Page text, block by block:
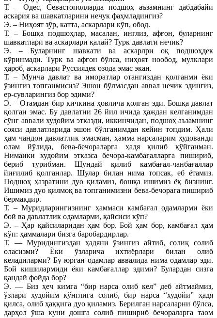
Т. – Одес, Севастополларда подшоҳ аъзамнинг дабдабайи
аскария ва шавкатларини нечук фаҳмладингиз?
Э. – Ниҳоят зўр, катта, аскарлари кўп, обод.
Т. – Бошқа подшоҳлар, масалан, инглиз, афғон, буларнинг
шавкатлари ва аскарлари қалай? Турк давлати нечик?
Э. – Буларнинг шавкати ва аскарлри оқ подшоҳдек
кўринмади. Турк ва афғон бўлса, ниҳоят нообод, мулклари
ҳароб, аскарлари Руссиядек озода эмас экан.
Т. – Мунча давлат ва иморатлар отангиздан қолганми ёки
ўзингиз топганмисиз? Эшон бўлмасдан аввал нечик эдингиз,
ер-сувларингиз бор эдими?
Э. – Отамдан бир кичкина ҳовлича қолган эди. Бошқа давлат
қолган эмас. Бу давлатни 26 йил ичида ҳаждан келганимдан
сўнг аввали худойим этказди, иккинчидан, подшоҳ аъзамнинг
сояси давлатларида эшон бўлганимдан кейин топдим. Ҳали
ҳам чандон давлатлик эмасман, ҳамма нарсаларим худованди
олам йўлида, бева-бечораларга ҳадя қилиб қўйганман.
Нимаики худойим этказса бечора-камбағалларга пишириб,
бериб турибман. Шундай қилиб камбағал-чанбағаллар
йиғилиб қолганлар. Шулар билан нима топсак, еб ётамиз.
Подшоҳ ҳазратини дуо қиламиз, бошқа ишимиз ёқ бизнинг.
Ишимиз дуо қилмоқ ва топганимизни бева-бечорага пишириб
бермакдир.
Т. – Муридларингизнинг ҳаммаси камбағал одамларми ёки
бой ва давлатлик одамларми, қайсиси кўп?
Э. – Ҳар қайсиларидан ҳам бор. Бой ҳам бор, камбағал ҳам
кўп: ҳаммалари бизга баробардирлар.
Т. — Муридингиздан ҳадяни ўзингиз айтиб, солиқ солиб
оласизми? Ёки ўзларича ихтиёрлари билан олиб
келадиларми? Бу юрган одамлар аввалида нима одамлар эди.
Бой кишилармиди ёки камбағаллар эдими? Булардан сизга
қандай фойда бор?
Э. — Биз ҳеч кимга “бир нарса олиб кел” деб айтмаймиз,
ўзлари худойим кўнглига солиб, бир нарса “худойи” ҳадя
қилса, олиб ҳаққига дуо қиламиз. Берилган нарсаларни бўлса,
дарҳол ўша куни дошга солиб пишириб бечораларга таом